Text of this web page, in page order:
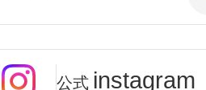
公式 instagram